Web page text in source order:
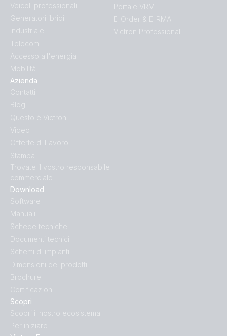
Scopri
Scopri il nostro ecosistema
Per iniziare
Download
Software
Manuali
Schede tecniche
Documenti tecnici
Schemi di impianti
Dimensioni dei prodotti
Brochure
Certificazioni
Veicoli professionali
Generatori ibridi
Industriale
Telecom
Accesso all'energia
Mobilità
Azienda
Contatti
Blog
Questo è Victron
Video
Offerte di Lavoro
Stampa
Trovate il vostro responsabile
commerciale
Portale VRM
E-Order & E-RMA
Victron Professional